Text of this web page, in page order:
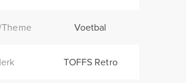
Voetbal
TOFFS Retro